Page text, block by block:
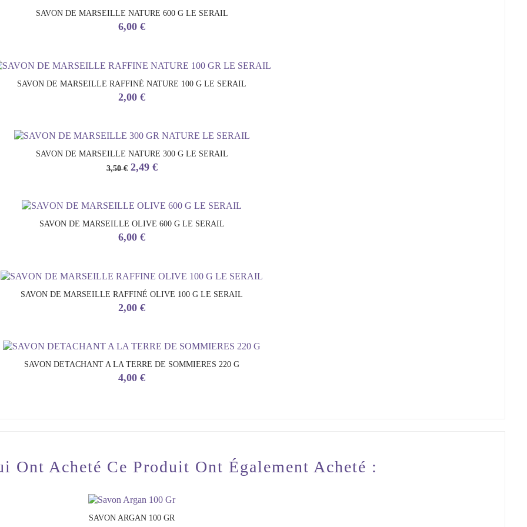
SAVON DE MARSEILLE NATURE 600 G LE SERAIL
Prix
6,00 €
SAVON DE MARSEILLE RAFFINÉ NATURE 100 G LE SERAIL
Prix
2,00 €
SAVON DE MARSEILLE NATURE 300 G LE SERAIL
Prix
3,50 € Prix
2,49 €
SAVON DE MARSEILLE OLIVE 600 G LE SERAIL
Prix
6,00 €
SAVON DE MARSEILLE RAFFINÉ OLIVE 100 G LE SERAIL
Prix
2,00 €
SAVON DETACHANT A LA TERRE DE SOMMIERES 220 G
Prix
4,00 €
Ont Acheté Ce Produit Ont Également Acheté :
SAVON ARGAN 100 GR